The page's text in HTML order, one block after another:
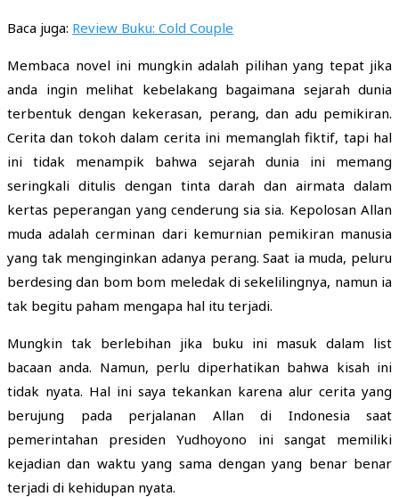
Baca juga: Review Buku: Cold Couple
Membaca novel ini mungkin adalah pilihan yang tepat jika
anda ingin melihat kebelakang bagaimana sejarah dunia
terbentuk dengan kekerasan, perang, dan adu pemikiran.
Cerita dan tokoh dalam cerita ini memanglah fiktif, tapi hal
ini tidak menampik bahwa sejarah dunia ini memang
seringkali ditulis dengan tinta darah dan airmata dalam
kertas peperangan yang cenderung sia sia. Kepolosan Allan
muda adalah cerminan dari kemurnian pemikiran manusia
yang tak menginginkan adanya perang. Saat ia muda, peluru
berdesing dan bom bom meledak di sekelilingnya, namun ia
tak begitu paham mengapa hal itu terjadi.
Mungkin tak berlebihan jika buku ini masuk dalam list
bacaan anda. Namun, perlu diperhatikan bahwa kisah ini
tidak nyata. Hal ini saya tekankan karena alur cerita yang
berujung pada perjalanan Allan di Indonesia saat
pemerintahan presiden Yudhoyono ini sangat memiliki
kejadian dan waktu yang sama dengan yang benar benar
terjadi di kehidupan nyata.